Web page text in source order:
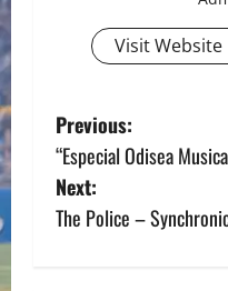
Visit Website
P
o
s
Previous:
“Especial Odisea
Next:
The Police –